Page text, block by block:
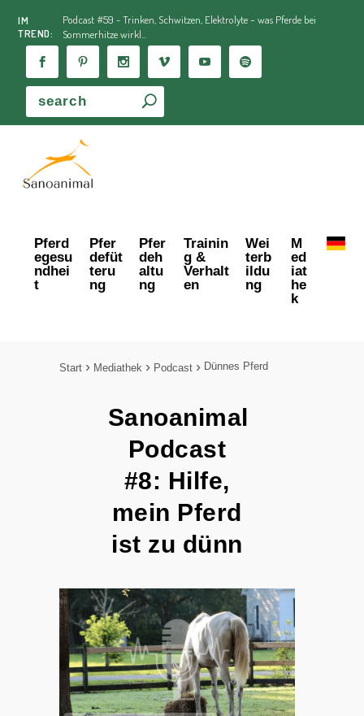
IM
TREND:
Podcast #59 - Trinken, Schwitzen, Elektrolyte – was Pferde bei
Sommerhitze wirkl...
Pferd
egesu
ndhei
t
Pfer
defüt
teru
ng
Pfer
deh
altu
ng
Trainin
g &
Verhalt
en
Wei
terb
ildu
ng
M
ed
iat
he
k
Start Mediathek Podcast Dünnes Pferd
Sanoanimal
Podcast
#8: Hilfe,
mein Pferd
ist zu dünn